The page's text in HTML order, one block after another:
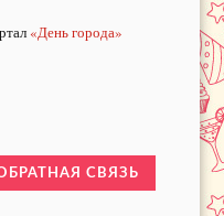
«День города»
СВЯЗЬ